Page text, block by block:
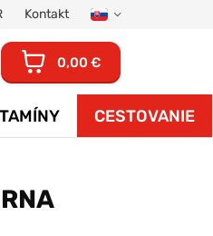
Kontakt
0,00 €
CESTOVANIE